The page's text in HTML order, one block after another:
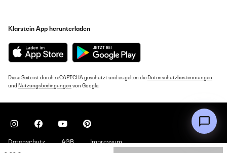
Klarstein App herunterladen
Diese Seite ist durch reCAPTCHA geschützt und es gelten die Datenschutzbestimmungen
und Nutzungsbedingungen von Google.
Datenschutz AGB Impressum